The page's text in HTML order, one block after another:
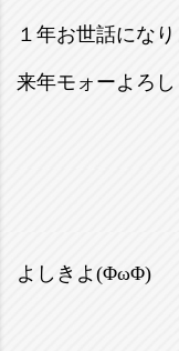
１年お世話にな
来年モォーよろ
よしきよ(ΦωΦ)